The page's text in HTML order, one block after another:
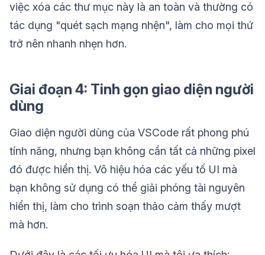
việc xóa các thư mục này là an toàn và thường có
tác dụng "quét sạch mạng nhện", làm cho mọi thứ
trở nên nhanh nhẹn hơn.
Giai đoạn 4: Tinh gọn giao diện người
dùng
Giao diện người dùng của VSCode rất phong phú
tính năng, nhưng bạn không cần tất cả những pixel
đó được hiển thị. Vô hiệu hóa các yếu tố UI mà
bạn không sử dụng có thể giải phóng tài nguyên
hiển thị, làm cho trình soạn thảo cảm thấy mượt
mà hơn.